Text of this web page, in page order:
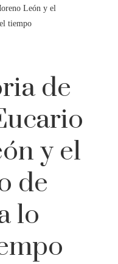
León y el
tiempo
de
y el
de
lo